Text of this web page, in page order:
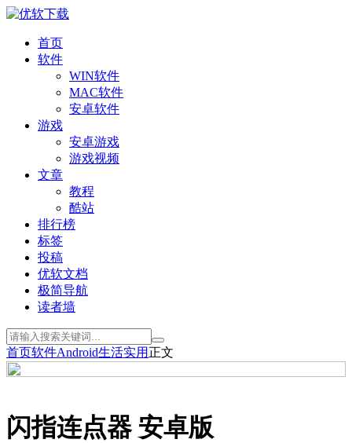
首页
软件
WIN软件
MAC软件
安卓软件
游戏
安卓游戏
游戏视频
文章
教程
酷站
排行榜
标签
投稿
优软文档
极简导航
读者墙
首页软件Android生活实用 正文
闪指连点器 安卓版